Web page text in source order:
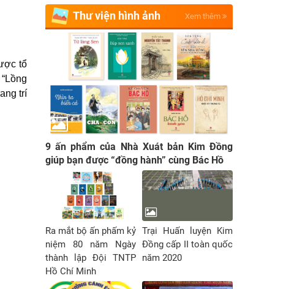
tổ
trí
Thư viện hình ảnh Xem thêm
9 ấn phẩm của Nhà Xuát bản Kim Đồng
giúp bạn được “đồng hành” cùng Bác Hồ
Ra mắt bộ ấn phấm kỷ
niệm 80 năm Ngày
thành lập Đội TNTP
Hồ Chí Minh
Trại Huấn luyện Kim
Đồng cấp II toàn quốc
năm 2020